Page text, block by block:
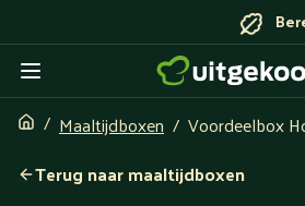
Bereid door
Maaltijdboxen
Voordeelbox
Terug naar maaltijdboxen